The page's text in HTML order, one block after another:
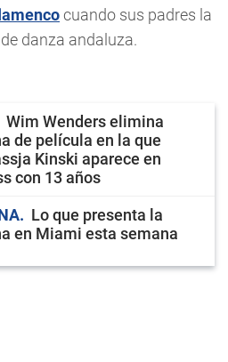
cuando sus padres la
de danza andaluza.
Wim Wenders elimina
de película en la que
Kinski aparece en
con 13 años
Lo que presenta la
en Miami esta semana